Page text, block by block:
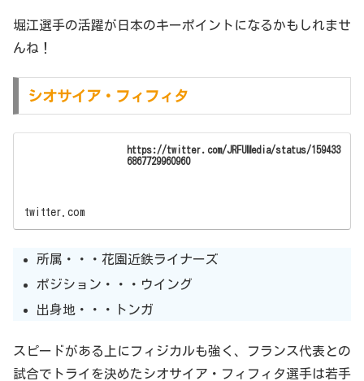
堀江選手の活躍が日本のキーポイントになるかもしれませ
んね！
シオサイア・フィフィタ
https://twitter.com/JRFUMedia/status/159433
6867729960960
twitter.com
所属・・・花園近鉄ライナーズ
ポジション・・・ウイング
出身地・・・トンガ
スピードがある上にフィジカルも強く、フランス代表との
試合でトライを決めたシオサイア・フィフィタ選手は若手